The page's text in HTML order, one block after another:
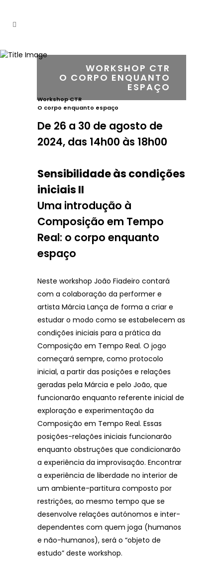
WORKSHOP CTR
O CORPO ENQUANTO
ESPAÇO
Workshop CTR
O corpo enquanto espaço
De 26 a 30 de agosto de
2024, das 14h00 às 18h00
Sensibilidade às condições
iniciais II
Uma introdução à
Composição em Tempo
Real: o corpo enquanto
espaço
Neste workshop João Fiadeiro contará
com a colaboração da performer e
artista Márcia Lança de forma a criar e
estudar o modo como se estabelecem as
condições iniciais para a prática da
Composição em Tempo Real. O jogo
começará sempre, como protocolo
inicial, a partir das posições e relações
geradas pela Márcia e pelo João, que
funcionarão enquanto referente inicial de
exploração e experimentação da
Composição em Tempo Real. Essas
posições-relações iniciais funcionarão
enquanto obstruções que condicionarão
a experiência da improvisação. Encontrar
a experiência de liberdade no interior de
um ambiente-partitura composto por
restrições, ao mesmo tempo que se
desenvolve relações autónomos e inter-
dependentes com quem joga (humanos
e não-humanos), será o “objeto de
estudo” deste workshop.